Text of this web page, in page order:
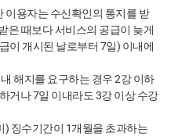
이용자는 수신확인의 통지를 받
은 때보다 서비스의 공급이 늦게
이 개시된 날로부터 7일) 이내에
해지를 요구하는 경우 2강 이하
거나 7일 이내라도 3강 이상 수강
) 징수기간이 1개월을 초과하는